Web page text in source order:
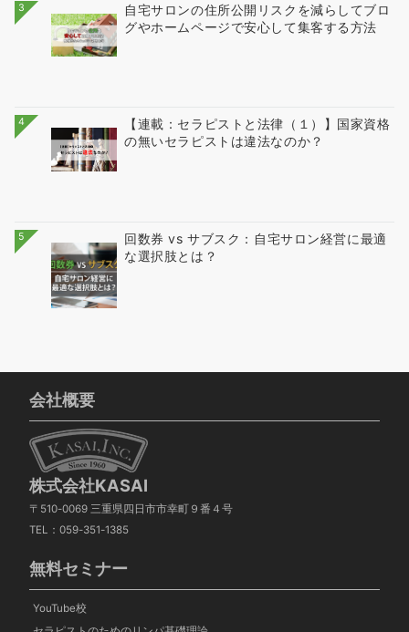
3
自宅サロンの住所公開リスクを減らしてブロ
グやホームページで安心して集客する方法
4
【連載：セラピストと法律（１）】国家資格
の無いセラピストは違法なのか？
5
回数券 vs サブスク：自宅サロン経営に最適
な選択肢とは？
会社概要
株式会社KASAI
〒510-0069 三重県四日市市幸町９番４号
TEL：059-351-1385
無料セミナー
YouTube校